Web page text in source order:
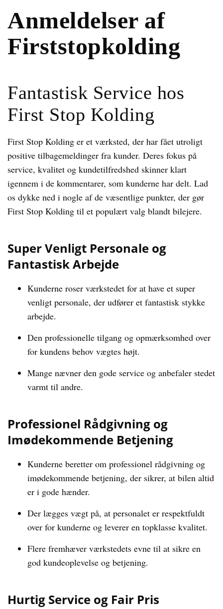
Anmeldelser af
Firststopkolding
Fantastisk Service hos
First Stop Kolding
First Stop Kolding er et værksted, der har fået utroligt
positive tilbagemeldinger fra kunder. Deres fokus på
service, kvalitet og kundetilfredshed skinner klart
igennem i de kommentarer, som kunderne har delt. Lad
os dykke ned i nogle af de væsentlige punkter, der gør
First Stop Kolding til et populært valg blandt bilejere.
Super Venligt Personale og
Fantastisk Arbejde
Kunderne roser værkstedet for at have et super
venligt personale, der udfører et fantastisk stykke
arbejde.
Den professionelle tilgang og opmærksomhed over
for kundens behov vægtes højt.
Mange nævner den gode service og anbefaler stedet
varmt til andre.
Professionel Rådgivning og
Imødekommende Betjening
Kunderne beretter om professionel rådgivning og
imødekommende betjening, der sikrer, at bilen altid
er i gode hænder.
Der lægges vægt på, at personalet er respektfuldt
over for kunderne og leverer en topklasse kvalitet.
Flere fremhæver værkstedets evne til at sikre en
god kundeoplevelse og betjening.
Hurtig Service og Fair Pris